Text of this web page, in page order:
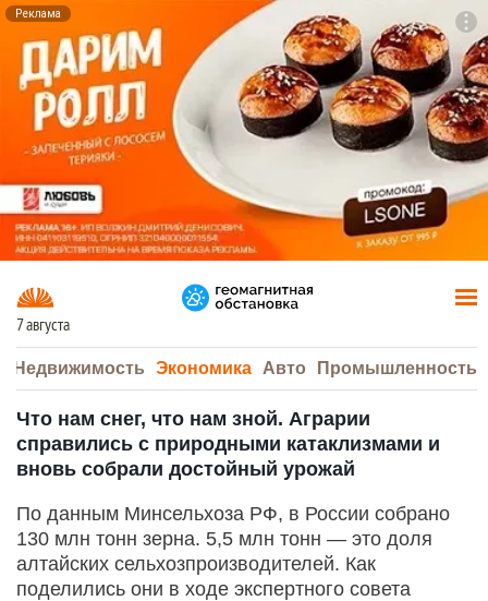
Реклама
7 августа
Недвижимость Экономика Авто Промышленность
Что нам снег, что нам зной. Аграрии
справились с природными катаклизмами и
вновь собрали достойный урожай
По данным Минсельхоза РФ, в России собрано
130 млн тонн зерна. 5,5 млн тонн — это доля
алтайских сельхозпроизводителей. Как
поделились они в ходе экспертного совета